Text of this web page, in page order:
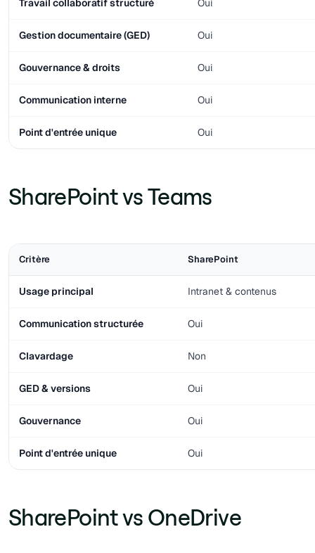
Travail collaboratif structuré Oui
Gestion documentaire (GED) Oui
Gouvernance & droits Oui
Communication interne Oui
Point d'entrée unique Oui
SharePoint vs Teams
Critère SharePoint
Usage principal Intranet & contenus
Communication structurée Oui
Clavardage Non
GED & versions Oui
Gouvernance Oui
Point d'entrée unique Oui
SharePoint vs OneDrive